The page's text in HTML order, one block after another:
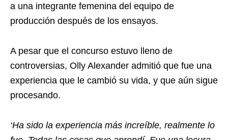
a una integrante femenina del equipo de
producción después de los ensayos.
A pesar que el concurso estuvo lleno de
controversias, Olly Alexander admitió que fue una
experiencia que le cambió su vida, y que aún sigue
procesando.
‘Ha sido la experiencia más increíble, realmente lo